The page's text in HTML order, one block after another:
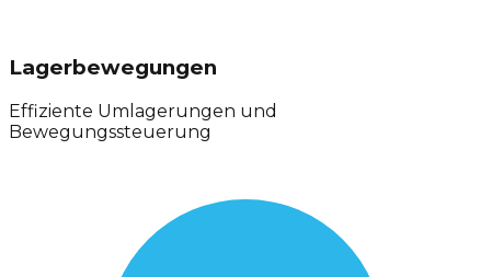
Lagerbewegungen
Effiziente Umlagerungen und
Bewegungssteuerung